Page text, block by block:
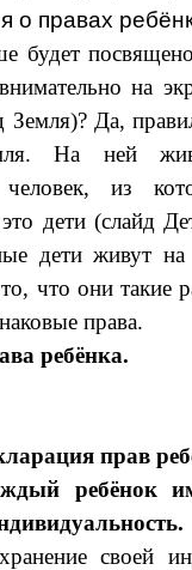
о правах
будет
на
Земля)? Да,
На ней
человек, из
дети (слайд
дети живут на
что они такие
права.
ребёнка.
прав
ребёнок
своей